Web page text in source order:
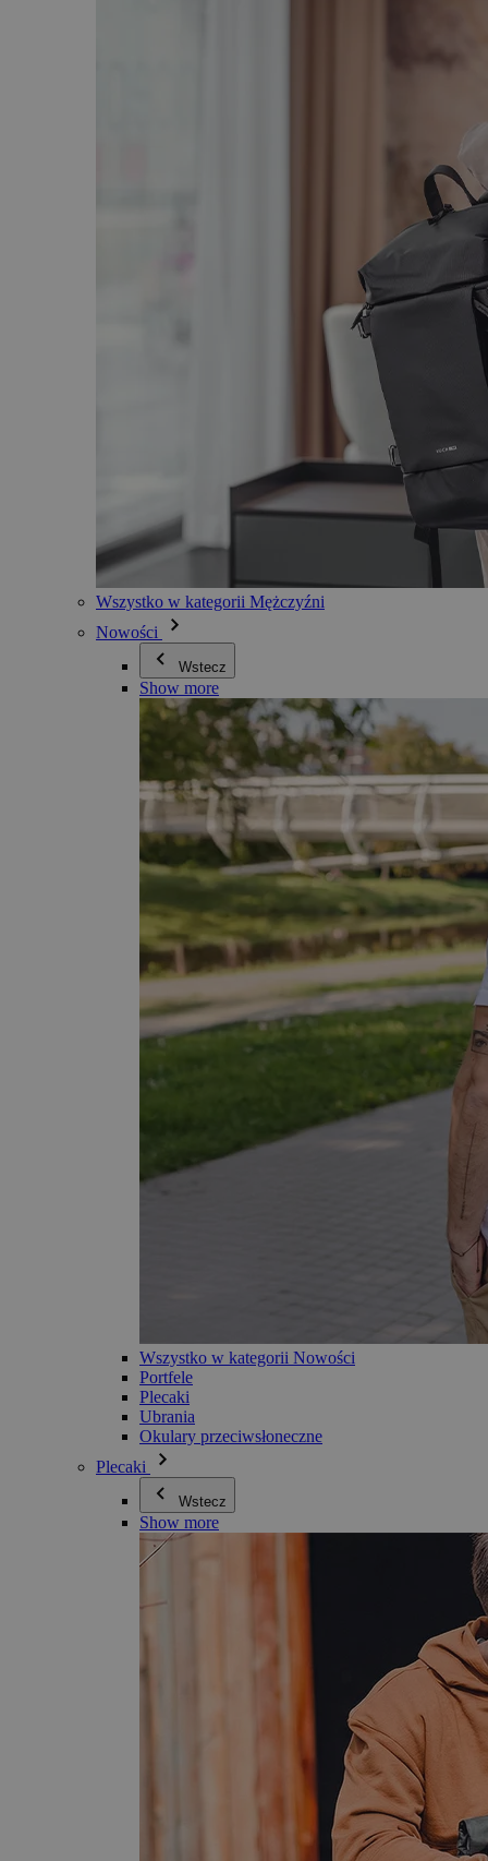
Wszystko w kategorii Mężczyźni
Nowości
Wstecz
Show more
Wszystko w kategorii Nowości
Portfele
Plecaki
Ubrania
Okulary przeciwsłoneczne
Plecaki
Wstecz
Show more